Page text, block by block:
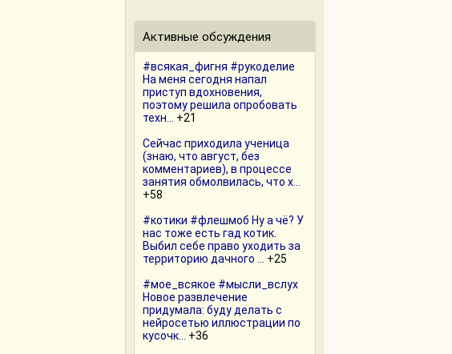
Активные обсуждения
#всякая_фигня #рукоделие
На меня сегодня напал
приступ вдохновения,
поэтому решила опробовать
техн...
+21
Сейчас приходила ученица
(знаю, что август, без
комментариев), в процессе
занятия обмолвилась, что х...
+58
#котики #флешмоб Ну а чё? У
нас тоже есть гад котик.
Выбил себе право уходить за
территорию дачного ...
+25
#мое_всякое #мысли_вслух
Новое развлечение
придумала: буду делать с
нейросетью иллюстрации по
кусочк...
+36